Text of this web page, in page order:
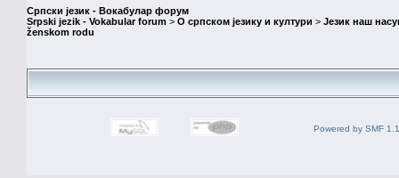
Српски језик - Вокабулар форум
Srpski jezik - Vokabular forum > О српском језику и култури > Језик наш
ženskom rodu
Powered by SMF